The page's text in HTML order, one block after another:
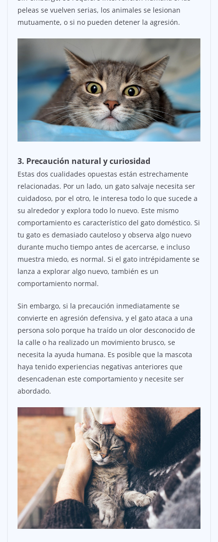
peleas se vuelven serias, los animales se lesionan
mutuamente, o si no pueden detener la agresión.
3. Precaución natural y curiosidad
Estas dos cualidades opuestas están estrechamente
relacionadas. Por un lado, un gato salvaje necesita ser
cuidadoso, por el otro, le interesa todo lo que sucede a
su alrededor y explora todo lo nuevo. Este mismo
comportamiento es característico del gato doméstico. Si
tu gato es demasiado cauteloso y observa algo nuevo
durante mucho tiempo antes de acercarse, e incluso
muestra miedo, es normal. Si el gato intrépidamente se
lanza a explorar algo nuevo, también es un
comportamiento normal.
Sin embargo, si la precaución inmediatamente se
convierte en agresión defensiva, y el gato ataca a una
persona solo porque ha traído un olor desconocido de
la calle o ha realizado un movimiento brusco, se
necesita la ayuda humana. Es posible que la mascota
haya tenido experiencias negativas anteriores que
desencadenan este comportamiento y necesite ser
abordado.